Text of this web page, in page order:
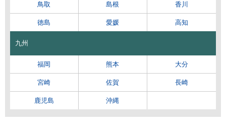
鳥取 島根 香川
徳島 愛媛 高知
九州
福岡 熊本 大分
宮崎 佐賀 長崎
鹿児島 沖縄